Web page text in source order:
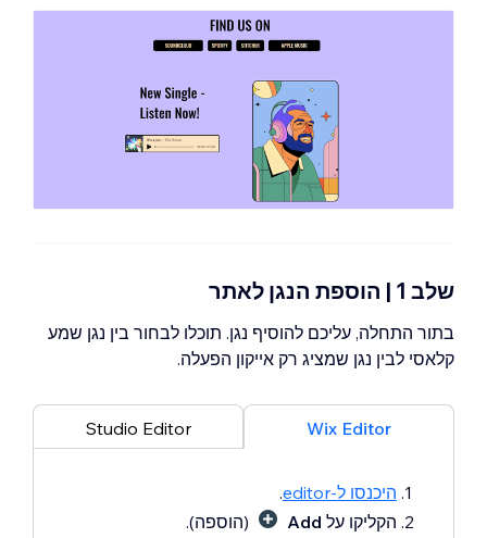
שלב 1 | הוספת הנגן לאתר
בתור התחלה, עליכם להוסיף נגן. תוכלו לבחור בין נגן שמע
קלאסי לבין נגן שמציג רק אייקון הפעלה.
Studio Editor Wix Editor
היכנסו ל-editor
.
הקליקו על Add
(הוספה).